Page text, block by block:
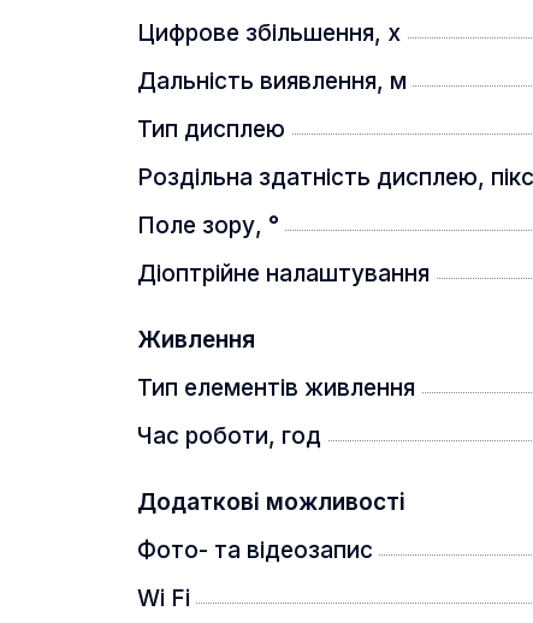
Лазерний далекомір (моделі LRF)
Нещодавно розроблений
Лазерний далекомір надає
АЛГОРИТМ ПОКРАЩЕННЯ
Цифрове збільшення, x
Дальність виявлення, м
Тип дисплею
Роздільна здатність дисплею, пікс
Поле зору, °
Діоптрійне налаштування
Живлення
Тип елементів живлення
Час роботи, год
Додаткові можливості
Фото- та відеозапис
Wi Fi